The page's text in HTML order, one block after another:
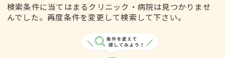
検索条件に当てはまるクリニック・病院は見つかりませ
んでした。再度条件を変更して検索して下さい。